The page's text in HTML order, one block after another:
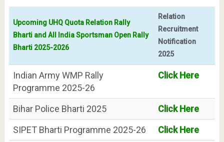
Upcoming UHQ Quota Relation Rally
Bharti and All India Sportsman Open Rally
Bharti 2025-2026
Relation
Recruitment
Notification
2025
Indian Army WMP Rally
Programme 2025-26
Click Here
Bihar Police Bharti 2025
Click Here
SIPET Bharti Programme 2025-26
Click Here